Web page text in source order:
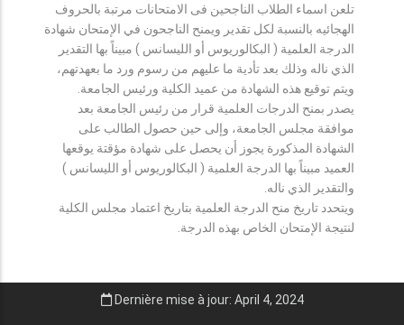
تلعن اسماء الطلاب الناجحين فى الامتحانات مرتبة بالحروف
الهجائيه بالنسبة لكل تقدير ويمنح الناجحون في الإمتحان شهادة
الدرجة العلمية ( البكالوريوس أو الليسانس ) مبيناً بها التقدير
الذي ناله وذلك بعد تأدية ما عليهم من رسوم ورد ما بعهدتهم،
ويتم توقيع هذه الشهادة من عميد الكلية ورئيس الجامعة.
يصدر بمنح الدرجات العلمية قرار من رئيس الجامعة بعد
موافقة مجلس الجامعة، وإلى حين حصول الطالب على
الشهادة المذكورة يجوز أن يحصل على شهادة مؤقتة يوقعها
العميد مبيناً بها الدرجة العلمية ( البكالوريوس أو الليسانس )
والتقدير الذي ناله.
ويتحدد تاريخ منح الدرجة العلمية بتاريخ اعتماد مجلس الكلية
لنتيجة الإمتحان الخاص بهذه الدرجة.
Dernière mise à jour: April 4, 2024